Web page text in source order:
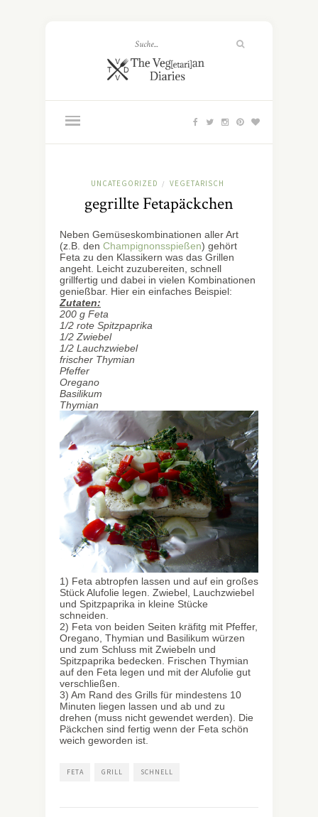
UNCATEGORIZED / VEGETARISCH
gegrillte Fetapäckchen
Neben Gemüseskombinationen aller Art
(z.B. den Champignonsspießen) gehört
Feta zu den Klassikern was das Grillen
angeht. Leicht zuzubereiten, schnell
grillfertig und dabei in vielen Kombinationen
genießbar. Hier ein einfaches Beispiel:
Zutaten:
200 g Feta
1/2 rote Spitzpaprika
1/2 Zwiebel
1/2 Lauchzwiebel
frischer Thymian
Pfeffer
Oregano
Basilikum
Thymian
1) Feta abtropfen lassen und auf ein großes
Stück Alufolie legen. Zwiebel, Lauchzwiebel
und Spitzpaprika in kleine Stücke
schneiden.
2) Feta von beiden Seiten kräfitg mit Pfeffer,
Oregano, Thymian und Basilikum würzen
und zum Schluss mit Zwiebeln und
Spitzpaprika bedecken. Frischen Thymian
auf den Feta legen und mit der Alufolie gut
verschließen.
3) Am Rand des Grills für mindestens 10
Minuten liegen lassen und ab und zu
drehen (muss nicht gewendet werden). Die
Päckchen sind fertig wenn der Feta schön
weich geworden ist.
FETA GRILL SCHNELL